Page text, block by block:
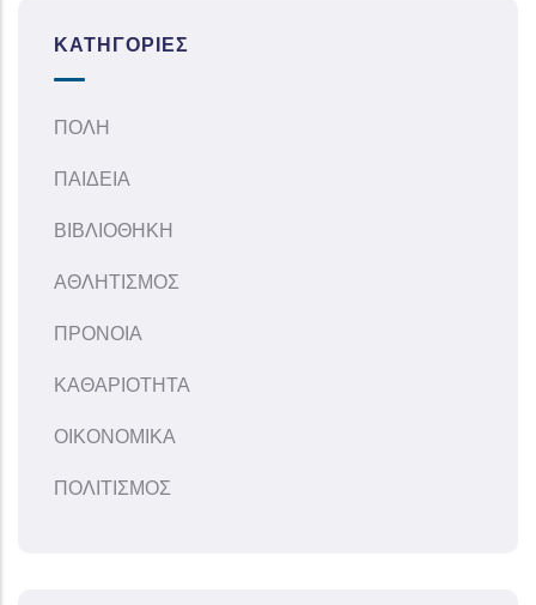
ΚΑΤΗΓΟΡΊΕΣ
ΠΟΛΗ
ΠΑΙΔΕΙΑ
ΒΙΒΛΙΟΘΗΚΗ
ΑΘΛΗΤΙΣΜΟΣ
ΠΡΟΝΟΙΑ
ΚΑΘΑΡΙΟΤΗΤΑ
ΟΙΚΟΝΟΜΙΚΑ
ΠΟΛΙΤΙΣΜΟΣ